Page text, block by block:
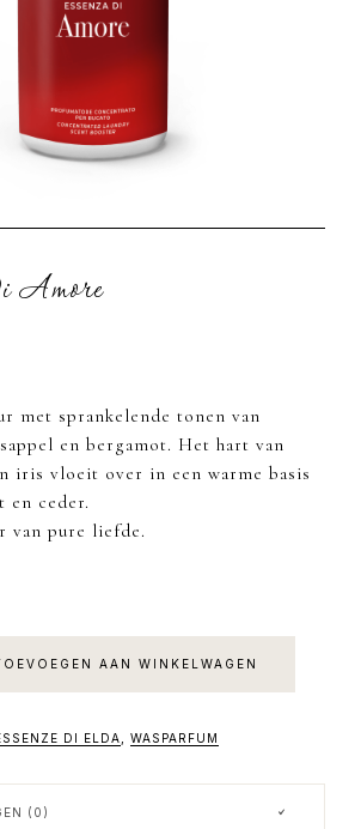
Amore
met sprankelende tonen van
en bergamot. Het hart van
iris vloeit over in een warme basis
en ceder.
van pure liefde.
AAN WINKELWAGEN
DI ELDA WASPARFUM
(0)